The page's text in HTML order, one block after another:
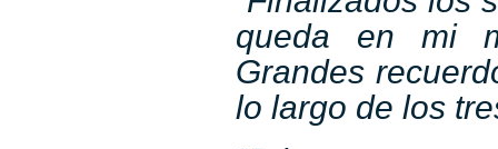
queda en mi
Grandes
lo largo de los